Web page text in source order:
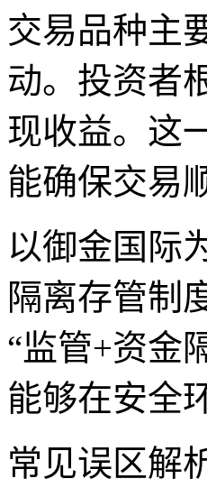
交易品种主
动。投资者
现收益。这
能确保交易
以御金国际
隔离存管制
“监管+资金
能够在安全
常见误区解